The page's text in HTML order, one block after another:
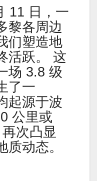
11 日，一
黎各周边
们塑造地
活跃。 这
场 3.8 级
了一
起源于波
公里或
次凸显
质动态。